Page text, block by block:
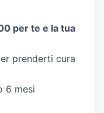
per te e la tua
prenderti cura
6 mesi